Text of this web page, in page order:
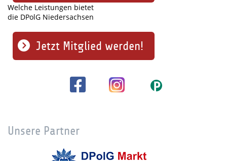
Welche Leistungen bietet
die DPolG Niedersachsen
Jetzt Mitglied werden!
Unsere Partner